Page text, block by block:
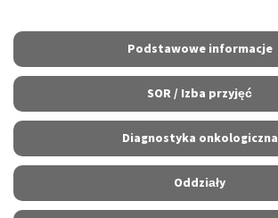
Podstawowe informacje
SOR / Izba przyjęć
Diagnostyka onkologiczna
Oddziały